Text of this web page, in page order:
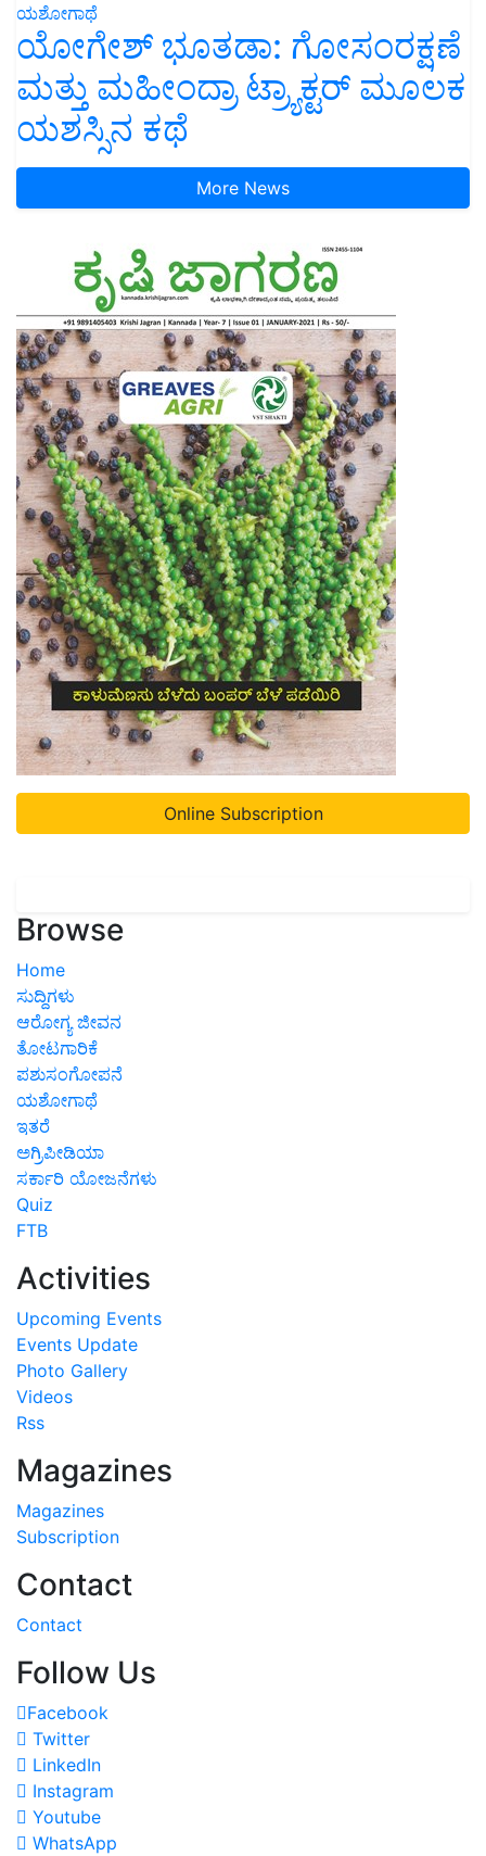
ಯಶೋಗಾಥೆ
ಯೋಗೇಶ್ ಭೂತಡಾ: ಗೋಸಂರಕ್ಷಣೆ
ಮತ್ತು ಮಹೀಂದ್ರಾ ಟ್ರ್ಯಾಕ್ಟರ್ ಮೂಲಕ
ಯಶಸ್ಸಿನ ಕಥೆ
More News
Online Subscription
Browse
Home
ಸುದ್ದಿಗಳು
ಆರೋಗ್ಯ ಜೀವನ
ತೋಟಗಾರಿಕೆ
ಪಶುಸಂಗೋಪನೆ
ಯಶೋಗಾಥೆ
ಇತರೆ
ಅಗ್ರಿಪೀಡಿಯಾ
ಸರ್ಕಾರಿ ಯೋಜನೆಗಳು
Quiz
FTB
Activities
Upcoming Events
Events Update
Photo Gallery
Videos
Rss
Magazines
Magazines
Subscription
Contact
Contact
Follow Us
Facebook
Twitter
LinkedIn
Instagram
Youtube
WhatsApp